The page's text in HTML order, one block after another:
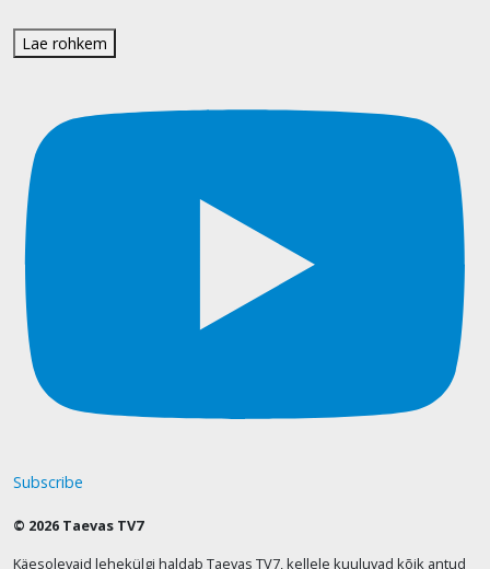
Lae rohkem
Subscribe
© 2026 Taevas TV7
Käesolevaid lehekülgi haldab Taevas TV7, kellele kuuluvad kõik antud